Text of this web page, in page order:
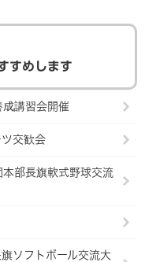
すめします
成講習会開催
交歓会
部長旗軟式野球交流
ソフトボール交流大